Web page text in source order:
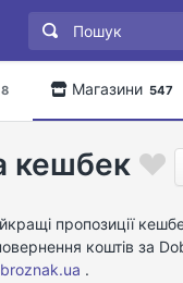
8 Магазини 547
кешбек
пропозиції
коштів за
.